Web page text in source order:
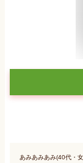
あみあみあみ(40代・